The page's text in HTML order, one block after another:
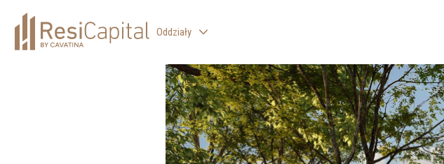
Oddziały
WARSZAWA
KATOWICE
KRAKÓW
ŁÓDŹ